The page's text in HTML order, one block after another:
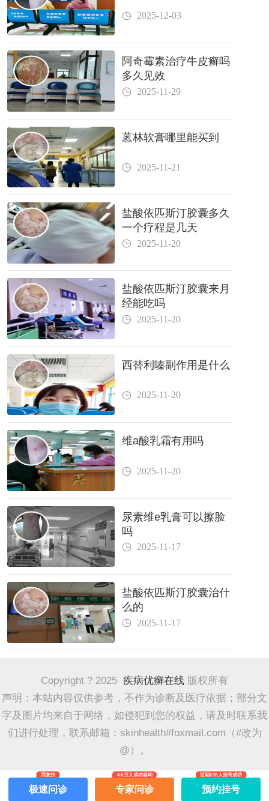
2025-12-03
阿奇霉素治疗牛皮癣吗
多久见效
2025-11-29
蒽林软膏哪里能买到
2025-11-21
盐酸依匹斯汀胶囊多久
一个疗程是几天
2025-11-20
盐酸依匹斯汀胶囊来月
经能吃吗
2025-11-20
西替利嗪副作用是什么
2025-11-20
维a酸乳霜有用吗
2025-11-20
尿素维e乳膏可以擦脸
吗
2025-11-17
盐酸依匹斯汀胶囊治什
么的
2025-11-17
Copyright ? 2025 疾病优癣在线 版权所有
声明：本站内容仅供参考，不作为诊断及医疗依据；部分文
字及图片均来自于网络，如侵犯到您的权益，请及时联系我
们进行处理，联系邮箱：skinhealth#foxmail.com（#改为
@）。
极速问诊
回复快
专家问诊
4.6万人成功咨询
预约挂号
近期228人挂号成功